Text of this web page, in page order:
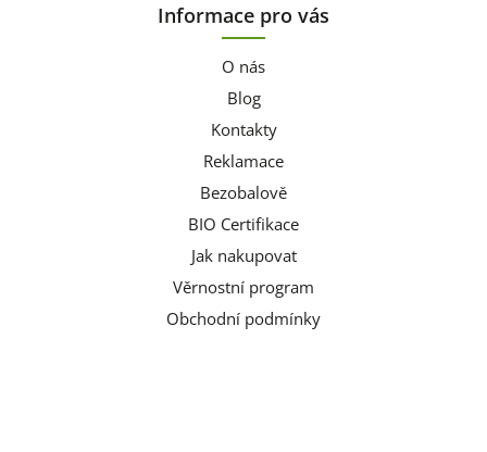
Informace pro vás
O nás
Blog
Kontakty
Reklamace
Bezobalově
BIO Certifikace
Jak nakupovat
Věrnostní program
Obchodní podmínky